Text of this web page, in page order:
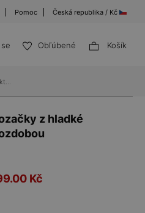
Pomoc Česká republika / Kč
Obľúbené Košík
z hladké
Kč